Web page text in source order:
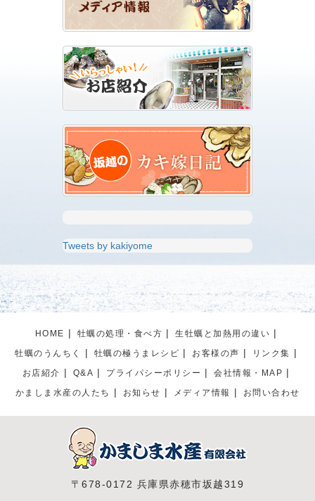
Tweets by kakiyome
HOME 牡蠣の処理・食べ方
生牡蠣と加熱用の違い
牡蠣のうんちく
牡蠣の極うまレシピ お客様の声
リンク集
お店紹介
Q&A プライパシーポリシー
会社情報・MAP
かましま水産の人たち
お知らせ メディア情報 お問い合わせ
〒678-0172 兵庫県赤穂市坂越319